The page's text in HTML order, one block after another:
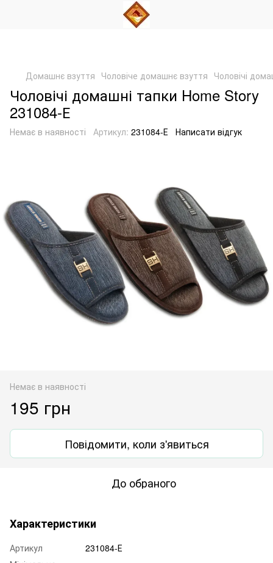
Домашнє взуття Чоловіче домашнє взуття Чоловічі
Чоловічі домашні тапки Home Story
231084-Е
Немає в наявності Артикул: 231084-Е Написати відгук
Немає в наявності
195 грн
Повідомити, коли з'явиться
До обраного
Характеристики
Артикул
231084-Е